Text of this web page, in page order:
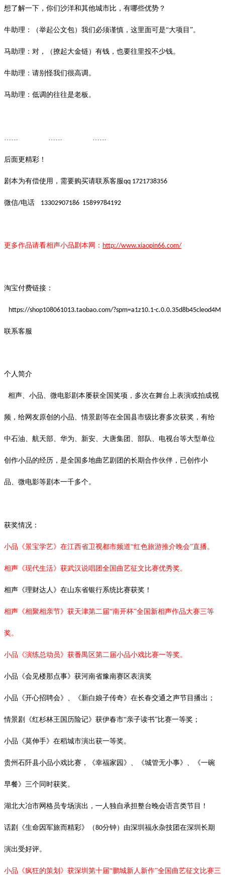
想了解一下，你们沙洋和其他城市比，有哪些优势？
牛助理：（举起公文包）我们必须谨慎，这里面可是“大项目”。
马助理：对，（撩起大金链）有钱，也要往里投不少钱。
牛助理：请别怪我们很高调。
马助理：低调的往往是老板。
后面更精彩！
剧本为有偿使用，需要购买请联系客服qq 1721738356
微信/电话 13302907186 15899784192
更多作品请看相声小品剧本网： http://www.xiaopin66.com/
淘宝付费链接：
https://shop108061013.taobao.com/?spm=a1z10.1-c.0.0.35d8b45cleod4M
联系客服
个人简介
相声、小品、微电影剧本屡获全国奖项，多次在舞台上表演或拍成视
频，给网友原创的小品、情景剧等在全国县市级比赛多次获奖，有给
中石油、航天部、华为、新安、大唐集团、部队、电视台等大型单位
创作小品的经历，是全国多地曲艺剧团的长期合作伙伴，已创作小
品、微电影等剧本一千多个。
获奖情况：
小品《景宝学艺》在江西省卫视都市频道“红色旅游推介晚会”直播。
相声《现代生活》获武汉说唱团全国曲艺征文比赛优秀奖。
相声《理财达人》在山东省银行系统比赛获奖！
相声《相聚相亲节》获天津第二届“南开杯”全国新相声作品大赛三等
奖。
小品《演练总动员》获番禺区第二届小品小戏比赛一等奖。
小品《会见楼那点事》获河南省豫南赛区表演奖
小品《开心招聘会》、《新白娘子传奇》在长春交通之声节目播出；
情景剧《红杉林王国历险记》获伊春市“亲子读书”比赛一等奖；
小品《莫伸手》在稻城市演出获一等奖。
贵州石阡县小品小戏比赛，《幸福家园》、《城管无小事》、《一碗
早餐》三个同时获奖。
湖北大冶市网格员专场演出，一人独自承担整台晚会语言类节目！
话剧《生命因军旅而精彩》（80分钟）由深圳福永杂技团在深圳长期
演出受好评。
小品《疯狂的策划》获深圳第十届“鹏城新人新作”全国曲艺征文比赛三